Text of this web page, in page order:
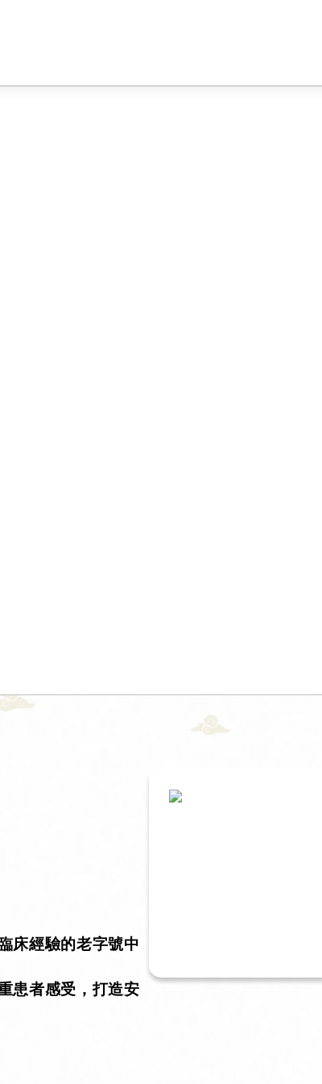
床經驗的老字號中
患者感受，打造安